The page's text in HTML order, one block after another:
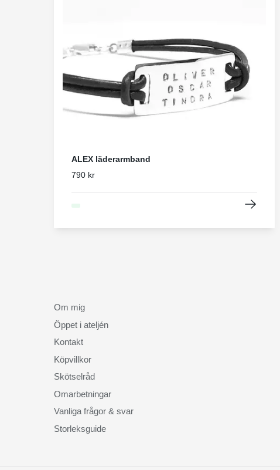
ALEX läderarmband
790 kr
Om mig
Öppet i ateljén
Kontakt
Köpvillkor
Skötselråd
Omarbetningar
Vanliga frågor & svar
Storleksguide